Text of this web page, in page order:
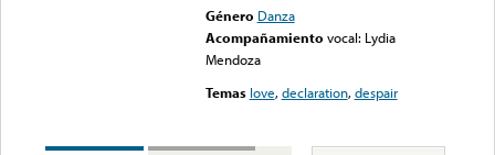
Género Danza
Acompañamiento vocal: Lydia
Mendoza
Temas love,declaration,despair